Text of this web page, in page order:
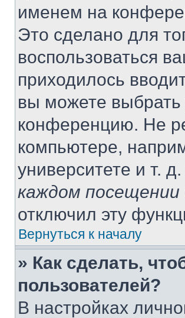
именем на
Это сделано для
воспользоваться
приходилось
вы можете выбрать
конференцию. Не
компьютере,
университете и т.
каждом посещении
отключил эту
Вернуться к началу
» Как сделать,
пользователей?
В настройках